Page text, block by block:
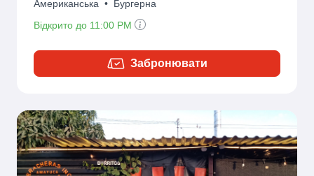
Американська •
Бургерна
Відкрито до 11:00 PM
Забронювати